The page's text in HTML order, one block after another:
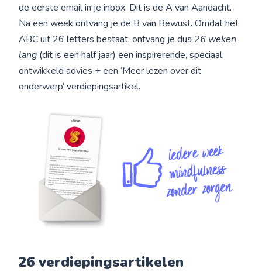
de eerste email in je inbox. Dit is de A van Aandacht.
Na een week ontvang je de B van Bewust. Omdat het
ABC uit 26 letters bestaat, ontvang je dus 26 weken
lang (dit is een half jaar) een inspirerende, speciaal
ontwikkeld advies + een ‘Meer lezen over dit
onderwerp’ verdiepingsartikel.
26 verdiepingsartikelen